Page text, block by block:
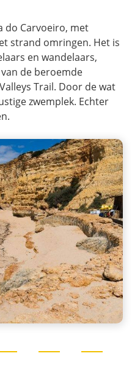
do Carvoeiro, met
strand omringen. Het is
en wandelaars,
de beroemde
Trail. Door de wat
zwemplek. Echter